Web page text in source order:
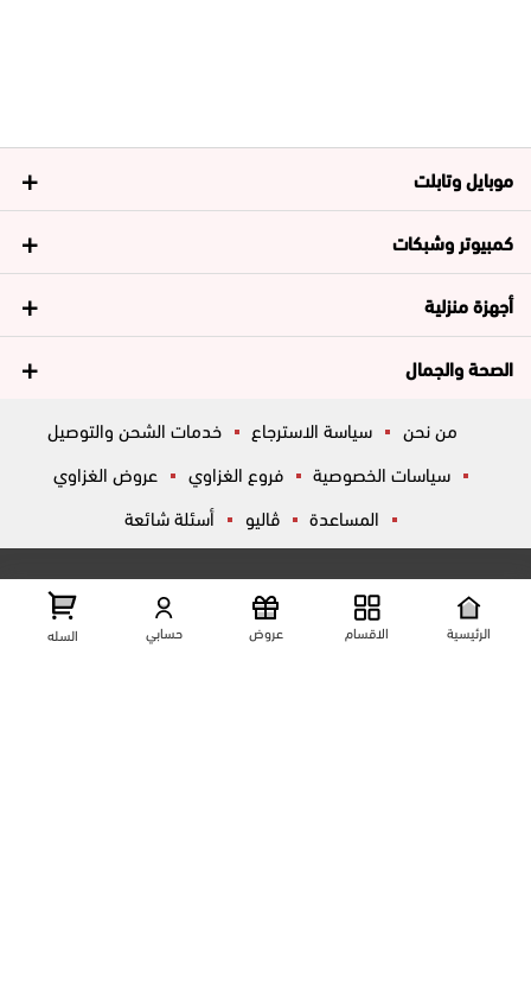
موبايل وتابلت
كمبيوتر وشبكات
أجهزة منزلية
الصحة والجمال
من نحن سياسة الاسترجاع
خدمات الشحن والتوصيل
سياسات الخصوصية
فروع الغزاوي
عروض الغزاوي
المساعدة
ڤاليو أسئلة شائعة
تواصل معانا
شارع المكاتب, الزقازيق , الشرقية, مصر عرض علي الخريطه
الرئيسية الاقسام عروض حسابي السله